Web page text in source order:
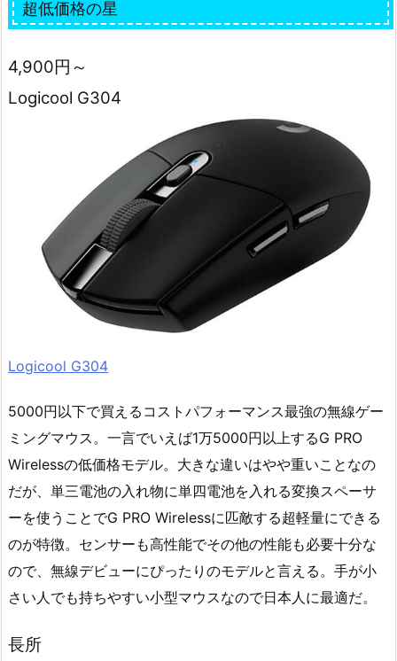
超低価格の星
4,900円～
Logicool G304
Logicool G304
5000円以下で買えるコストパフォーマンス最強の無線ゲー
ミングマウス。一言でいえば1万5000円以上するG PRO
Wirelessの低価格モデル。大きな違いはやや重いことなの
だが、単三電池の入れ物に単四電池を入れる変換スペーサ
ーを使うことでG PRO Wirelessに匹敵する超軽量にできる
のが特徴。センサーも高性能でその他の性能も必要十分な
ので、無線デビューにぴったりのモデルと言える。手が小
さい人でも持ちやすい小型マウスなので日本人に最適だ。
長所